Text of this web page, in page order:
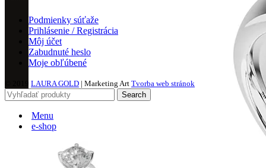
Podmienky súťaže
Prihlásenie / Registrácia
Môj účet
Zabudnuté heslo
Moje obľúbené
LAURA GOLD | Marketing Art Tvorba web stránok
Search
Menu
e-shop